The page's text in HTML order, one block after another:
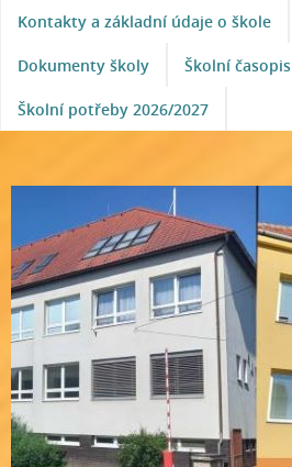
Kontakty a základní údaje o škole
Dokumenty školy Školní časopis
Školní potřeby 2026/2027